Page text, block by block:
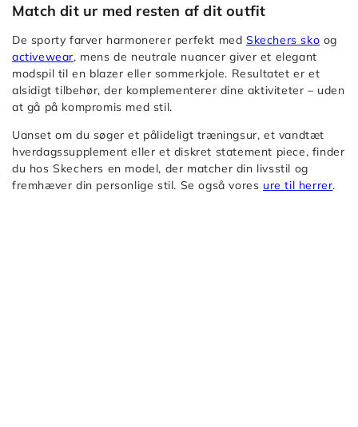
Match dit ur med resten af dit outfit
De sporty farver harmonerer perfekt medSkechers sko og
activewear, mens de neutrale nuancer giver et elegant
modspil til en blazer eller sommerkjole. Resultatet er et
alsidigt tilbehør, der komplementerer dine aktiviteter – uden
at gå på kompromis med stil.
Uanset om du søger et pålideligt træningsur, et vandtæt
hverdagssupplement eller et diskret statement piece, finder
du hos Skechers en model, der matcher din livsstil og
fremhæver din personlige stil. Se også vores ure til herrer.